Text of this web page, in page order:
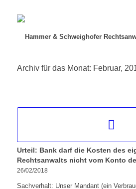
Archiv für das Monat: Februar,
Urteil: Bank darf die Kosten des
Rechtsanwalts nicht vom Konto
26/02/2018
Sachverhalt: Unser Mandant (ein